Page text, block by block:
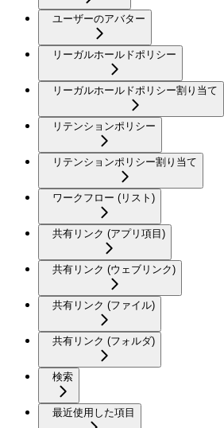
ユーザーのアバター
リーガルホールドポリシー
リーガルホールドポリシー割り当て
リテンションポリシー
リテンションポリシー割り当て
ワークフロー (リスト)
共有リンク (アプリ項目)
共有リンク (ウェブリンク)
共有リンク (ファイル)
共有リンク (フォルダ)
検索
最近使用した項目